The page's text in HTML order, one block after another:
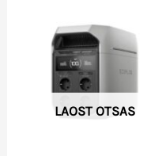
LAOST OTSAS